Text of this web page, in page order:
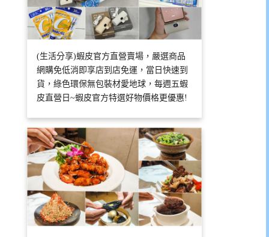
(生活分享)蝦皮官方直營賣場，嚴選商品
網購免低消即享店到店免運，當日快速到
貨，綠色環保無包裝材愛地球，每週五蝦
皮直營日~蝦皮官方特選好物價格更優惠!